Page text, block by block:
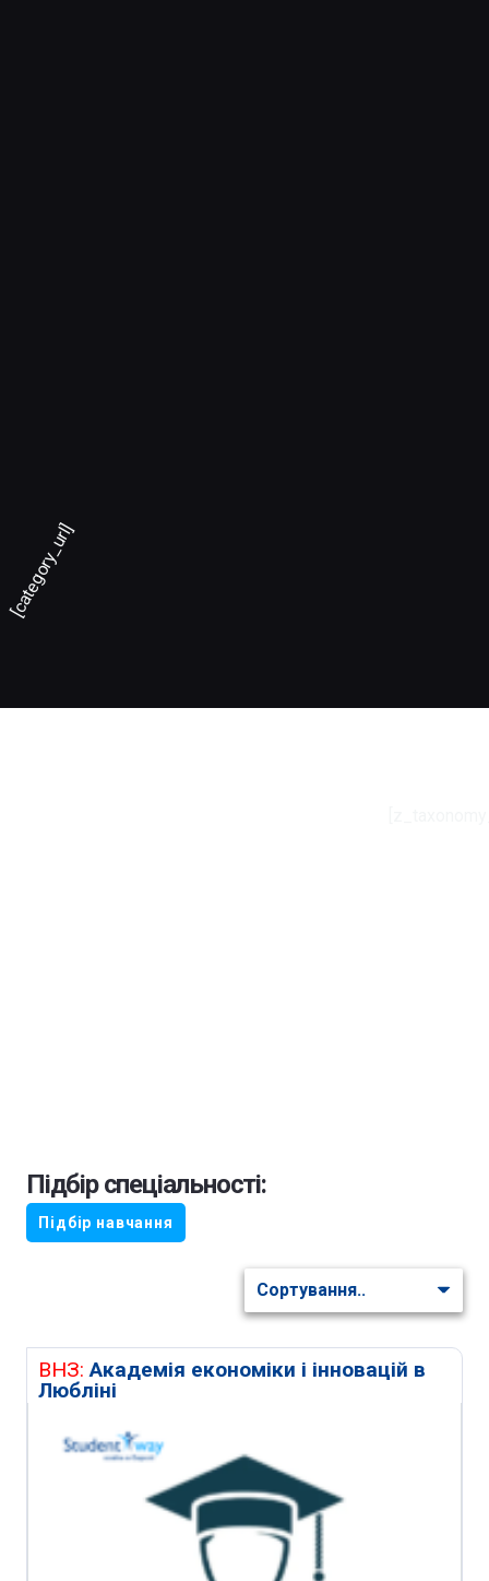
[category_url]
Підбір спеціальності:
Підбір навчання
ВНЗ:Академія економіки і інновацій в
Любліні